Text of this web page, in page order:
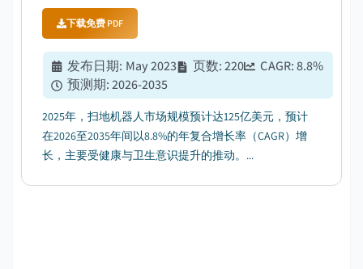
下载免费 PDF
发布日期: May 2023 页数:220 CAGR:8.8%
预测期:2026-2035
2025年，扫地机器人市场规模预计达125亿美元，预计
在2026至2035年间以8.8%的年复合增长率（CAGR）增
长，主要受健康与卫生意识提升的推动。...